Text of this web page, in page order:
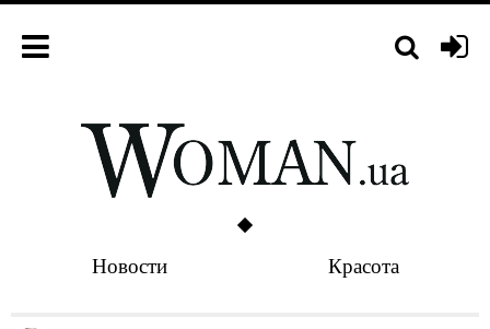
Новости Красота